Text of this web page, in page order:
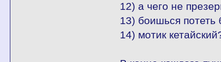
12) а чего не
13) боишься потеть
14) мотик